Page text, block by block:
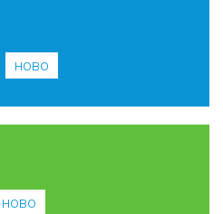
ново
ново